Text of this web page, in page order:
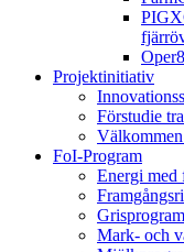
Oper8
Projektinitiativ
Förstudie
FoI-Program
Energi med
Mark- och